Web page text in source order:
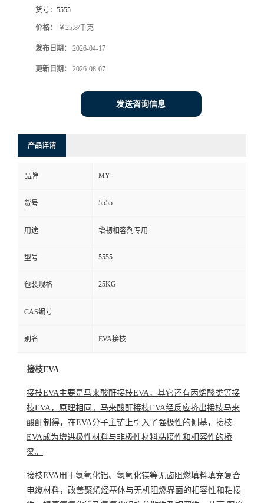
货号： 5555
价格： ￥25.8/千克
发布日期： 2026-04-17
更新日期： 2026-08-07
发送咨询信息
产品详请
品牌 MY
货号 5555
用途 增韧相容剂专用
型号 5555
包装规格 25KG
CAS编号
别名 EVA接枝
接枝EVA
接枝EVA主要是马来酸酐接枝EVA，其它还有丙烯酸类等接
枝EVA，原理相同。马来酸酐接枝EVA经反应挤出接枝马来
酸酐制得，在EVA分子主链上引入了强极性的侧基，接枝
EVA成为增进极性材料与非极性材料粘接性和相容性的桥
梁。
接枝EVA用于氢氧化铝、 氢氧化镁等无卤阻燃填料填充复合
电缆材料，改善聚烯烃基体与无机阻燃界面的相容性和粘接